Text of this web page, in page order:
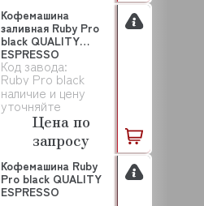
Код завода:
Ruby Pro black
наличие и цену
уточняйте
Кофемашина
заливная Ruby Pro
black QUALITY
ESPRESSO
Цена по
запросу
Кофемашина Ruby
Pro black QUALITY
ESPRESSO